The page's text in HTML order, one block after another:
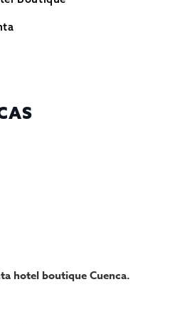
hotel boutique Cuenca.